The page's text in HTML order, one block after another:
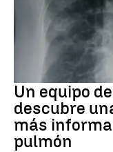
Cáncer de pulmón
Un equipo
descubre
más
pulmón